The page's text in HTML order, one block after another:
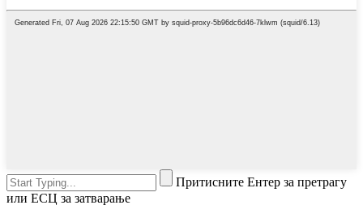
Притисните Ентер за претрагу
или ЕСЦ за затварање